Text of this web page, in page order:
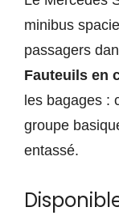
minibus
passagers
Fauteuils en
les bagages :
groupe
entassé.